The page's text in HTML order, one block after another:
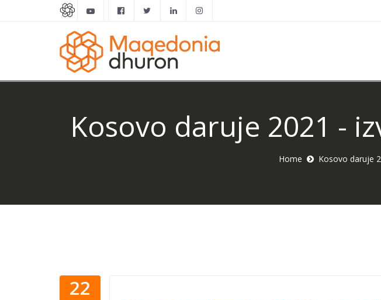
Kosovo daruje 2021 -
Home Kosovo daruje
22